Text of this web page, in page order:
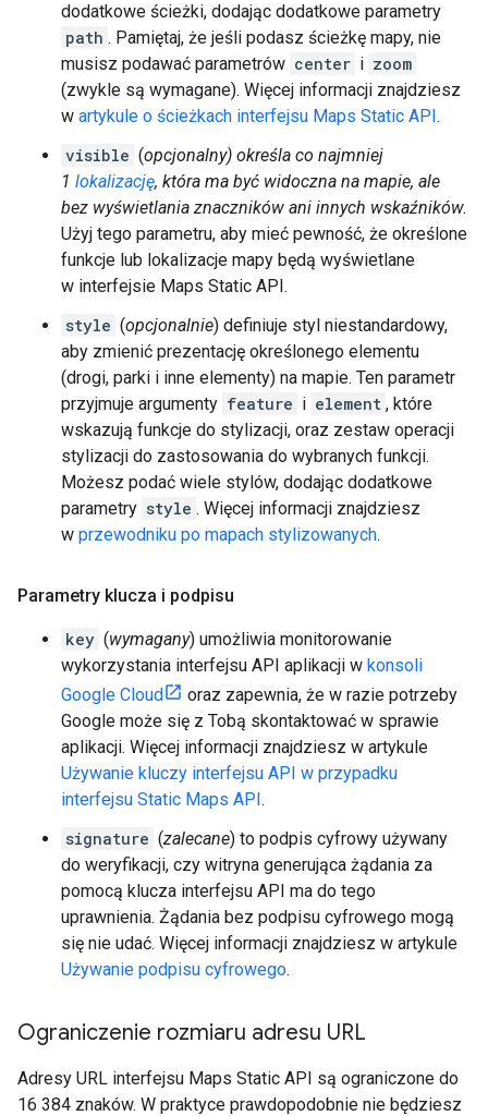
dodatkowe ścieżki, dodając dodatkowe parametry
path . Pamiętaj, że jeśli podasz ścieżkę mapy, nie
musisz podawać parametrów center i zoom
(zwykle są wymagane). Więcej informacji znajdziesz
w artykule o ścieżkach interfejsu Maps Static API.
visible (opcjonalny) określa co najmniej
1 lokalizację, która ma być widoczna na mapie, ale
bez wyświetlania znaczników ani innych wskaźników.
Użyj tego parametru, aby mieć pewność, że określone
funkcje lub lokalizacje mapy będą wyświetlane
w interfejsie Maps Static API.
style (opcjonalnie) definiuje styl niestandardowy,
aby zmienić prezentację określonego elementu
(drogi, parki i inne elementy) na mapie. Ten parametr
przyjmuje argumenty feature i element , które
wskazują funkcje do stylizacji, oraz zestaw operacji
stylizacji do zastosowania do wybranych funkcji.
Możesz podać wiele stylów, dodając dodatkowe
parametry style . Więcej informacji znajdziesz
w przewodniku po mapach stylizowanych.
Parametry klucza i podpisu
key (wymagany) umożliwia monitorowanie
wykorzystania interfejsu API aplikacji w konsoli
Google Cloud
oraz zapewnia, że w razie potrzeby
Google może się z Tobą skontaktować w sprawie
aplikacji. Więcej informacji znajdziesz w artykule
Używanie kluczy interfejsu API w przypadku
interfejsu Static Maps API.
signature (zalecane) to podpis cyfrowy używany
do weryfikacji, czy witryna generująca żądania za
pomocą klucza interfejsu API ma do tego
uprawnienia. Żądania bez podpisu cyfrowego mogą
się nie udać. Więcej informacji znajdziesz w artykule
Używanie podpisu cyfrowego.
Ograniczenie rozmiaru adresu URL
Adresy URL interfejsu Maps Static API są ograniczone do
16 384 znaków. W praktyce prawdopodobnie nie będziesz